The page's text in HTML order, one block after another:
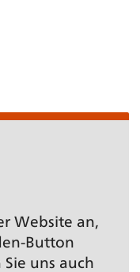
Website an,
Button
uns auch